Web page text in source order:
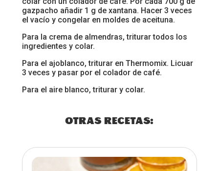
gazpacho añadir 1 g de xantana. Hacer 3 veces
el vacío y congelar en moldes de aceituna.
Para la crema de almendras, triturar todos los
ingredientes y colar.
Para el ajoblanco, triturar en Thermomix. Licuar
3 veces y pasar por el colador de café.
Para el aire blanco, triturar y colar.
OTRAS RECETAS: